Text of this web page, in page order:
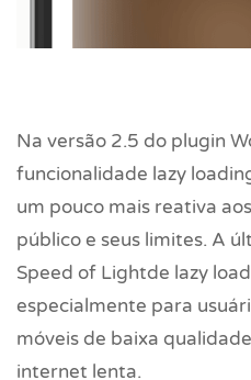
Na versão 2.5 do plugin
funcionalidade lazy
um pouco mais reativa
público e seus limites. A
Speed of Lightde lazy
especialmente para
móveis de baixa
internet lenta.